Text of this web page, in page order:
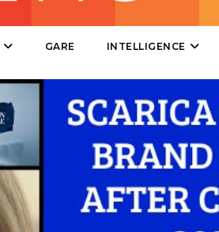
GARE INTELLIGENCE